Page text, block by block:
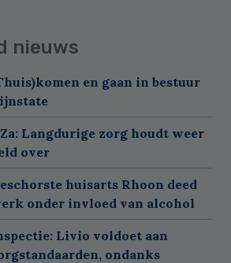
nieuws
en gaan in bestuur
Langdurige zorg houdt weer
over
huisarts Rhoon deed
onder invloed van alcohol
Livio voldoet aan
ondanks